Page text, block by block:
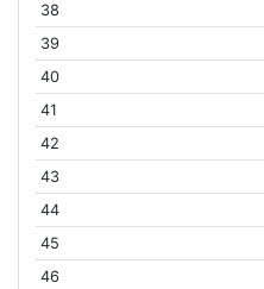
38
39
40
41
42
43
44
45
46